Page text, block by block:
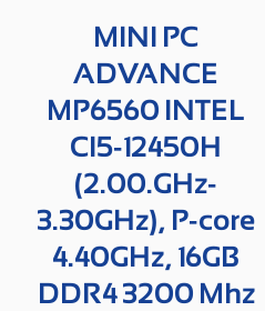
MINI PC
ADVANCE
MP6560 INTEL
CI5-12450H
(2.00.GHz-
3.30GHz), P-core
4.40GHz, 16GB
DDR4 3200 Mhz